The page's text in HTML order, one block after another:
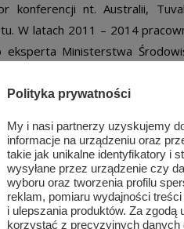
konferencji nt. Australii,
W latach 2011 – 2014
Ministerstwa
restauracji ze
Ilony Zdziech, autorki
Ambasada Pacyfiku (
Polityka prywatności
My i nasi partnerzy uzyskujemy
informacje na urządzeniu oraz
takie jak unikalne identyfikatory i
wysyłane przez urządzenie czy
wyboru oraz tworzenia profilu
reklam, pomiaru wydajności
i ulepszania produktów. Za
korzystać z precyzyjnych danych